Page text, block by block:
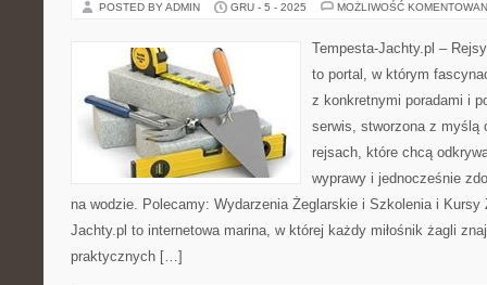
POSTED BY ADMIN GRU - 5 - 2025 MOŻLIWOŚĆ
Tempesta-Jachty.pl –
to portal, w którym
z konkretnymi poradami i
serwis, stworzona z myślą
rejsach, które chcą
wyprawy i jednocześnie
na wodzie. Polecamy: Wydarzenia Żeglarskie i Szkolenia i Kursy
Jachty.pl to internetowa marina, w której każdy miłośnik żagli
praktycznych […]